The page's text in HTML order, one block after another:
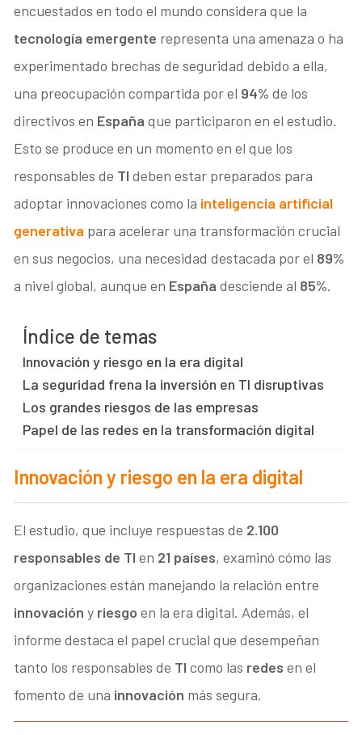
encuestados en todo el mundo considera que la
tecnología emergente representa una amenaza o ha
experimentado brechas de seguridad debido a ella,
una preocupación compartida por el 94% de los
directivos en España que participaron en el estudio.
Esto se produce en un momento en el que los
responsables de TI deben estar preparados para
adoptar innovaciones como la inteligencia artificial
generativa para acelerar una transformación crucial
en sus negocios, una necesidad destacada por el 89%
a nivel global, aunque en España desciende al 85%.
Índice de temas
Innovación y riesgo en la era digital
La seguridad frena la inversión en TI disruptivas
Los grandes riesgos de las empresas
Papel de las redes en la transformación digital
Innovación y riesgo en la era digital
El estudio, que incluye respuestas de 2.100
responsables de TI en 21 países, examinó cómo las
organizaciones están manejando la relación entre
innovación y riesgo en la era digital. Además, el
informe destaca el papel crucial que desempeñan
tanto los responsables de TI como las redes en el
fomento de una innovación más segura.